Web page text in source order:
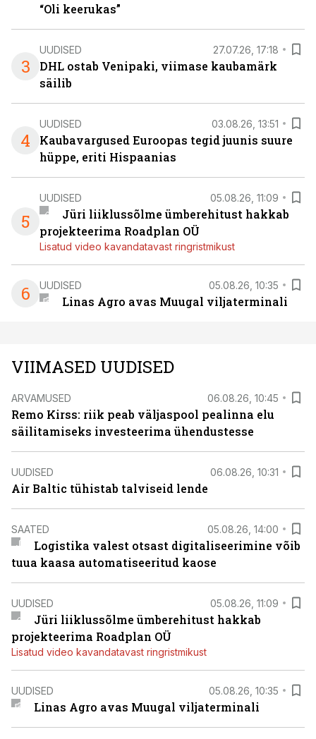
“Oli keerukas”
3
UUDISED 27.07.26, 17:18
DHL ostab Venipaki, viimase kaubamärk
säilib
4
UUDISED 03.08.26, 13:51
Kaubavargused Euroopas tegid juunis suure
hüppe, eriti Hispaanias
5
UUDISED 05.08.26, 11:09
Jüri liiklussõlme ümberehitust hakkab
projekteerima Roadplan OÜ
Lisatud video kavandatavast ringristmikust
6 UUDISED 05.08.26, 10:35
Linas Agro avas Muugal viljaterminali
VIIMASED UUDISED
ARVAMUSED 06.08.26, 10:45
Remo Kirss: riik peab väljaspool pealinna elu
säilitamiseks investeerima ühendustesse
UUDISED 06.08.26, 10:31
Air Baltic tühistab talviseid lende
SAATED 05.08.26, 14:00
Logistika valest otsast digitaliseerimine võib
tuua kaasa automatiseeritud kaose
UUDISED 05.08.26, 11:09
Jüri liiklussõlme ümberehitust hakkab
projekteerima Roadplan OÜ
Lisatud video kavandatavast ringristmikust
UUDISED 05.08.26, 10:35
Linas Agro avas Muugal viljaterminali